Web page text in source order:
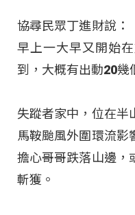
協尋民眾丁進財說：
早上一大早又開始
到，大概有出動20幾
失蹤者家中，位在半
馬鞍颱風外圍環流影
擔心哥哥跌落山邊，
斬獲。